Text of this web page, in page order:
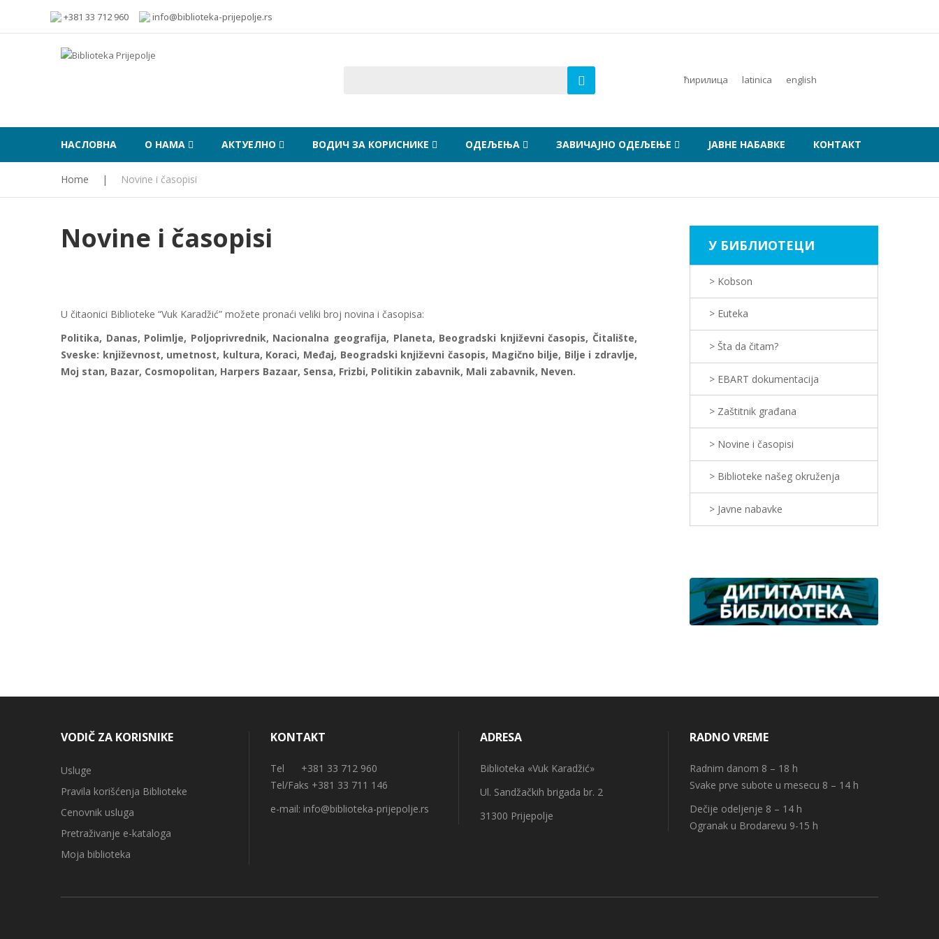
+381 33 712 960 info@biblioteka-prijepolje.rs
ћирилица latinica english
НАСЛОВНА О НАМА АКТУЕЛНО ВОДИЧ ЗА КОРИСНИКЕ ОДЕЉЕЊА ЗАВИЧАЈНО ОДЕЉЕЊЕ ЈАВНЕ НАБАВКЕ КОНТАКТ
Home | Novine i časopisi
Novine i časopisi
U čitaonici Biblioteke “Vuk Karadžić” možete pronaći veliki broj novina i časopisa:
Politika, Danas, Polimlje, Poljoprivrednik, Nacionalna geografija, Planeta, Beogradski književni časopis, Čitalište,
Sveske: književnost, umetnost, kultura, Koraci, Međaj, Beogradski književni časopis, Magično bilje, Bilje i zdravlje,
Moj stan, Bazar, Cosmopolitan, Harpers Bazaar, Sensa, Frizbi, Politikin zabavnik, Mali zabavnik, Neven.
У БИБЛИОТЕЦИ
> Kobson
> Euteka
> Šta da čitam?
> EBART dokumentacija
> Zaštitnik građana
> Novine i časopisi
> Biblioteke našeg okruženja
> Javne nabavke
VODIČ ZA KORISNIKE
Usluge
Pravila korišćenja Biblioteke
Cenovnik usluga
Pretraživanje e-kataloga
Moja biblioteka
KONTAKT
Tel +381 33 712 960
Tel/Faks +381 33 711 146
e-mail: info@biblioteka-prijepolje.rs
ADRESA
Biblioteka «Vuk Karadžić»
Ul. Sandžačkih brigada br. 2
31300 Prijepolje
RADNO VREME
Radnim danom 8 – 18 h
Svake prve subote u mesecu 8 – 14 h
Dečije odeljenje 8 – 14 h
Ogranak u Brodarevu 9-15 h